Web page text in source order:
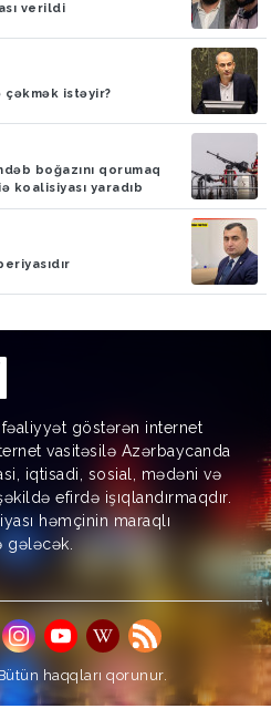
verildi
çəkmək istəyir?
boğazını qorumaq
koalisiyası yaradıb
göstərən internet
vasitəsilə Azərbaycanda
iqtisadi, sosial, mədəni və
efirdə işıqlandırmaqdır.
həmçinin maraqlı
gələcək.
haqqları qorunur.